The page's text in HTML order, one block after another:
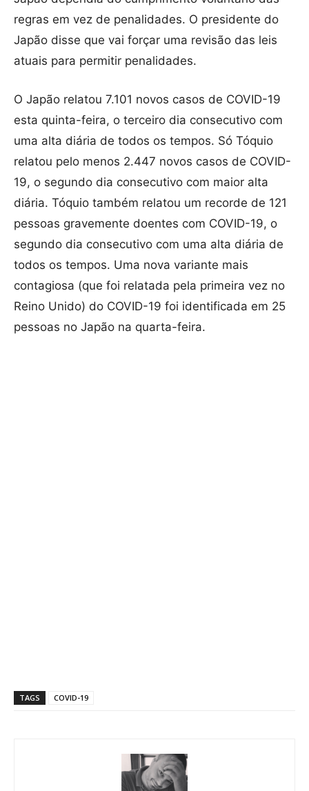
regras em vez de penalidades. O presidente do
Japão disse que vai forçar uma revisão das leis
atuais para permitir penalidades.
O Japão relatou 7.101 novos casos de COVID-19
esta quinta-feira, o terceiro dia consecutivo com
uma alta diária de todos os tempos. Só Tóquio
relatou pelo menos 2.447 novos casos de COVID-
19, o segundo dia consecutivo com maior alta
diária. Tóquio também relatou um recorde de 121
pessoas gravemente doentes com COVID-19, o
segundo dia consecutivo com uma alta diária de
todos os tempos. Uma nova variante mais
contagiosa (que foi relatada pela primeira vez no
Reino Unido) do COVID-19 foi identificada em 25
pessoas no Japão na quarta-feira.
TAGS COVID-19